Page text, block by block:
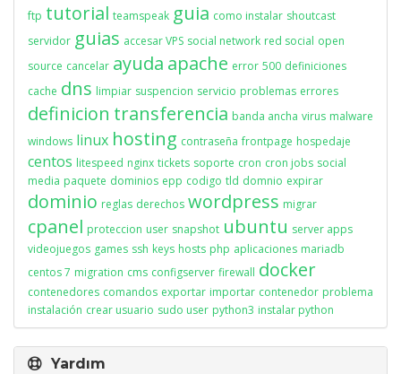
ftp tutorial teamspeak guia como instalar shoutcast
servidor guias accesar VPS social network red social open
source cancelar ayuda apache error 500 definiciones
cache dns limpiar suspencion servicio problemas errores
definicion transferencia banda ancha virus malware
windows linux hosting contraseña frontpage hospedaje
centos litespeed nginx tickets soporte cron cron jobs social
media paquete dominios epp codigo tld domnio expirar
dominio reglas derechos wordpress migrar
cpanel proteccion user snapshot ubuntu server apps
videojuegos games ssh keys hosts php aplicaciones mariadb
centos 7 migration cms configserver firewall docker
contenedores comandos exportar importar contenedor problema
instalación crear usuario sudo user python3 instalar python
Yardım